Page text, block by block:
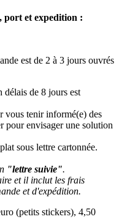
port et expedition :
est de 2 à 3 jours ouvrés
délais de 8 jours est
vous tenir informé(e) des
pour envisager une solution
sous lettre cartonnée.
"lettre suivie".
et il inclut les frais
et d'expédition.
(petits stickers), 4,50